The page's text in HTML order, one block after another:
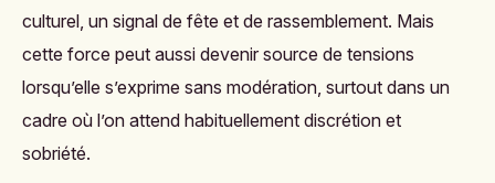
culturel, un signal de fête et de rassemblement. Mais
cette force peut aussi devenir source de tensions
lorsqu’elle s’exprime sans modération, surtout dans un
cadre où l’on attend habituellement discrétion et
sobriété.